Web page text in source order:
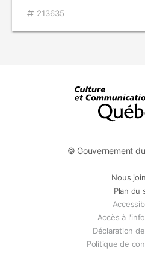
213635
© Gouvernement
Nous
Plan du
Accès à
Déclaration
Politique de